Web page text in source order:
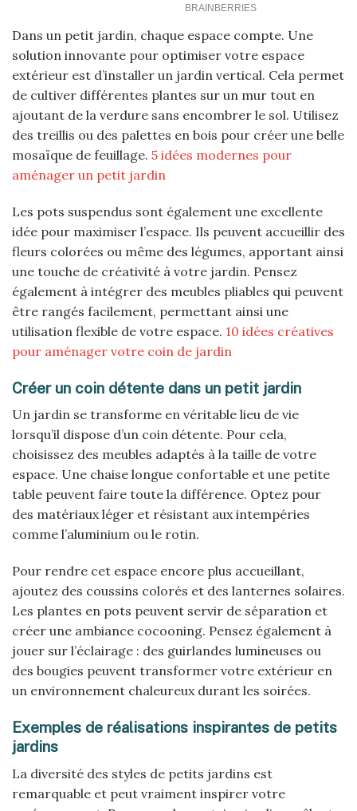
Dans un petit jardin, chaque espace compte. Une
solution innovante pour optimiser votre espace
extérieur est d’installer un jardin vertical. Cela permet
de cultiver différentes plantes sur un mur tout en
ajoutant de la verdure sans encombrer le sol. Utilisez
des treillis ou des palettes en bois pour créer une belle
mosaïque de feuillage. 5 idées modernes pour
aménager un petit jardin
Les pots suspendus sont également une excellente
idée pour maximiser l’espace. Ils peuvent accueillir des
fleurs colorées ou même des légumes, apportant ainsi
une touche de créativité à votre jardin. Pensez
également à intégrer des meubles pliables qui peuvent
être rangés facilement, permettant ainsi une
utilisation flexible de votre espace. 10 idées créatives
pour aménager votre coin de jardin
Créer un coin détente dans un petit jardin
Un jardin se transforme en véritable lieu de vie
lorsqu’il dispose d’un coin détente. Pour cela,
choisissez des meubles adaptés à la taille de votre
espace. Une chaise longue confortable et une petite
table peuvent faire toute la différence. Optez pour
des matériaux léger et résistant aux intempéries
comme l’aluminium ou le rotin.
Pour rendre cet espace encore plus accueillant,
ajoutez des coussins colorés et des lanternes solaires.
Les plantes en pots peuvent servir de séparation et
créer une ambiance cocooning. Pensez également à
jouer sur l’éclairage : des guirlandes lumineuses ou
des bougies peuvent transformer votre extérieur en
un environnement chaleureux durant les soirées.
Exemples de réalisations inspirantes de petits
jardins
La diversité des styles de petits jardins est
remarquable et peut vraiment inspirer votre